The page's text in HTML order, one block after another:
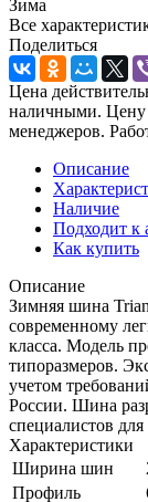
Зима
Все
Поделиться
Цена
наличными. Цену
менеджеров.
Описание
Наличие
Подходит к
Как купить
Описание
Зимняя шина
современному
класса. Модель
типоразмеров.
учетом
России. Шина
специалистов
Характеристики
Ширина шин
Профиль